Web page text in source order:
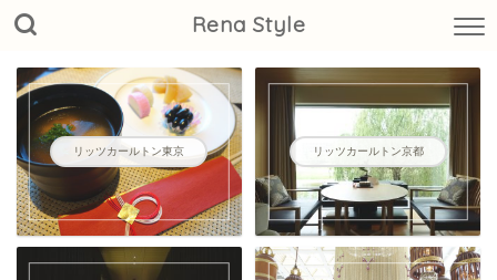
Rena Style
リッツカールトン東京 リッツカールトン京都